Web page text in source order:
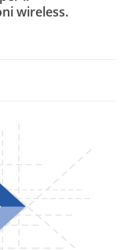
wireless.